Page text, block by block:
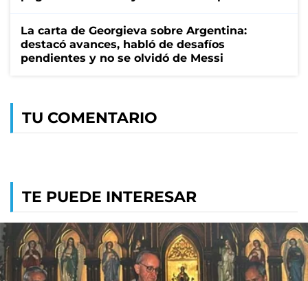
La carta de Georgieva sobre Argentina:
destacó avances, habló de desafíos
pendientes y no se olvidó de Messi
TU COMENTARIO
TE PUEDE INTERESAR